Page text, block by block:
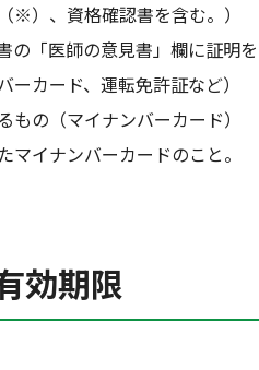
）、資格確認書を含む。）
「医師の意見書」欄に証明を
カード、運転免許証など）
の（マイナンバーカード）
イナンバーカードのこと。
効期限